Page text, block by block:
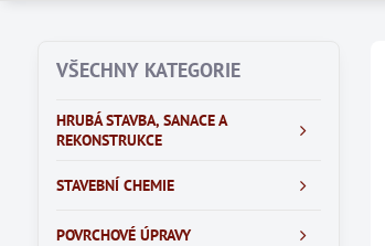
VŠECHNY KATEGORIE
HRUBÁ STAVBA, SANACE A
REKONSTRUKCE
STAVEBNÍ CHEMIE
POVRCHOVÉ ÚPRAVY